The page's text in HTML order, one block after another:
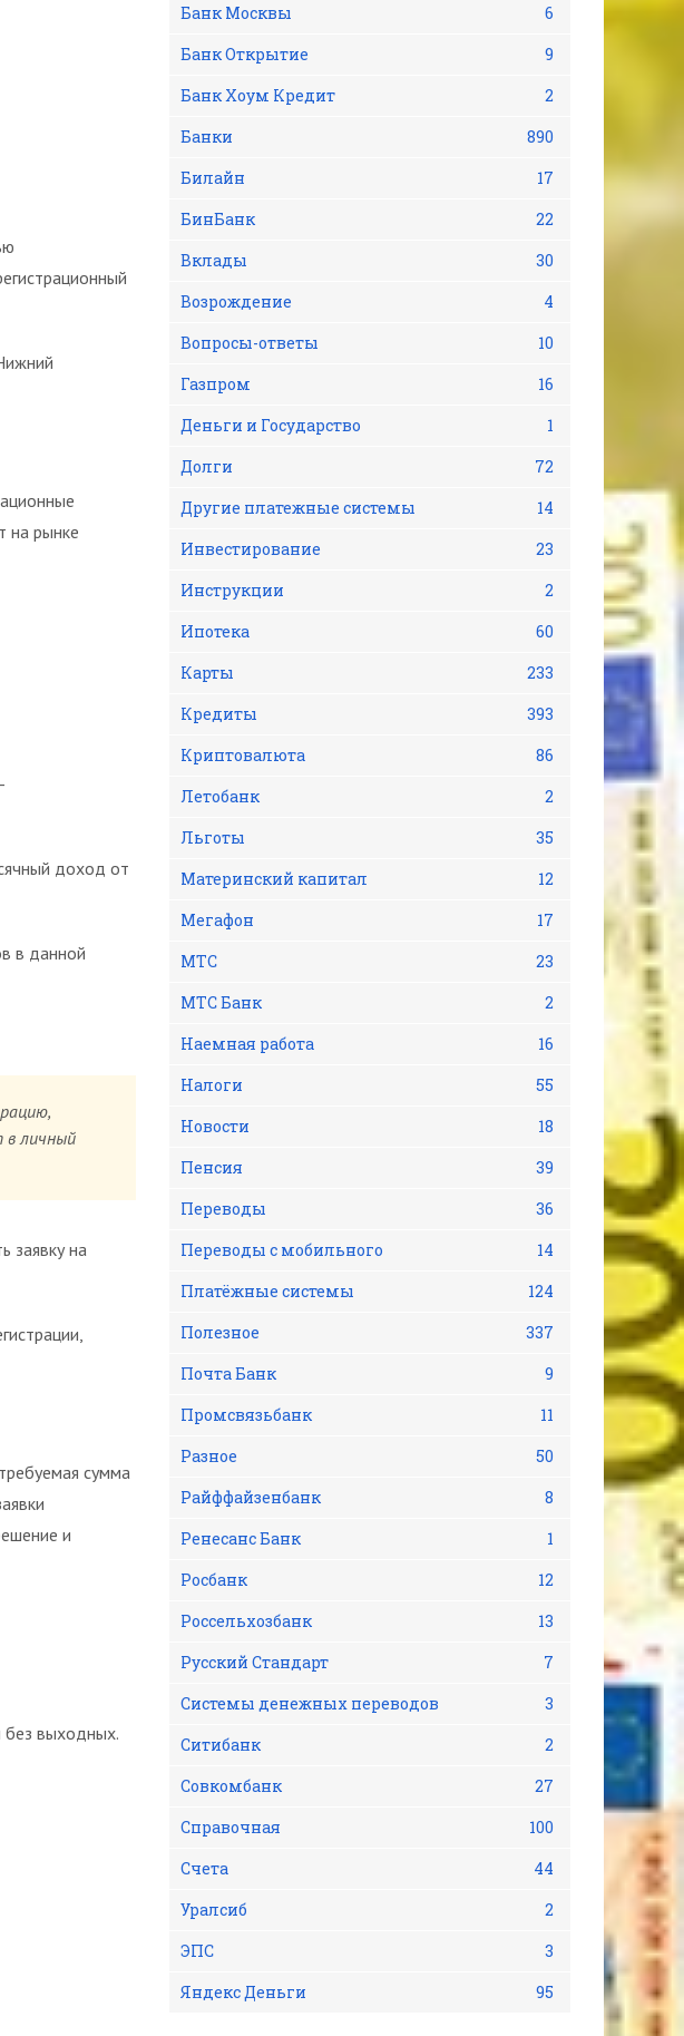
на рынке
доход от
в данной
в личный
заявку на
сумма
и
без выходных.
Банк Москвы
6
Банк Открытие
9
Банк Хоум Кредит
2
Банки
890
Билайн
17
БинБанк
22
Вклады
30
Возрождение
4
Вопросы-ответы
10
Газпром
16
Деньги и Государство
1
Долги
72
Другие платежные системы
14
Инвестирование
23
Инструкции
2
Ипотека
60
Карты
233
Кредиты
393
Криптовалюта
86
Летобанк
2
Льготы
35
Материнский капитал
12
Мегафон
17
МТС
23
МТС Банк
2
Наемная работа
16
Налоги
55
Новости
18
Пенсия
39
Переводы
36
Переводы с мобильного
14
Платёжные системы
124
Полезное
337
Почта Банк
9
Промсвязьбанк
11
Разное
50
Райффайзенбанк
8
Ренесанс Банк
1
Росбанк
12
Россельхозбанк
13
Русский Стандарт
7
Системы денежных переводов
3
Ситибанк
2
Совкомбанк
27
Справочная
100
Счета
44
Уралсиб
2
ЭПС
3
Яндекс Деньги
95